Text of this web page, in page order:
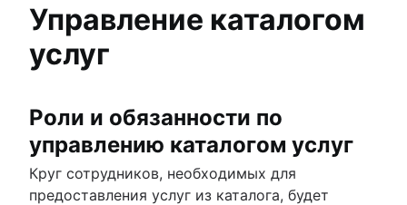
Управление каталогом
услуг
Роли и обязанности по
управлению каталогом услуг
Круг сотрудников, необходимых для
предоставления услуг из каталога, будет